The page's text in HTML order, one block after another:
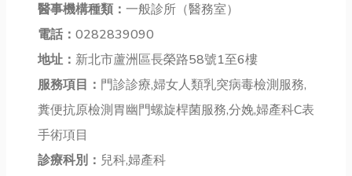
醫事機構種類： 一般診所（醫務室）
電話： 0282839090
地址： 新北市蘆洲區長榮路58號1至6樓
服務項目： 門診診療,婦女人類乳突病毒檢測服務,
糞便抗原檢測胃幽門螺旋桿菌服務,分娩,婦產科C表
手術項目
診療科別： 兒科,婦產科